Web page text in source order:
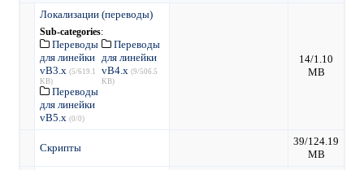
Локализации (переводы)
Sub-categories:
Переводы
для линейки
vB3.х (5/619.1
KB)
Переводы
для линейки
vB4.х (9/506.5
KB)
Переводы
для линейки
vB5.х (0/0)
14/1.10
MB
Скрипты
39/124.19
MB